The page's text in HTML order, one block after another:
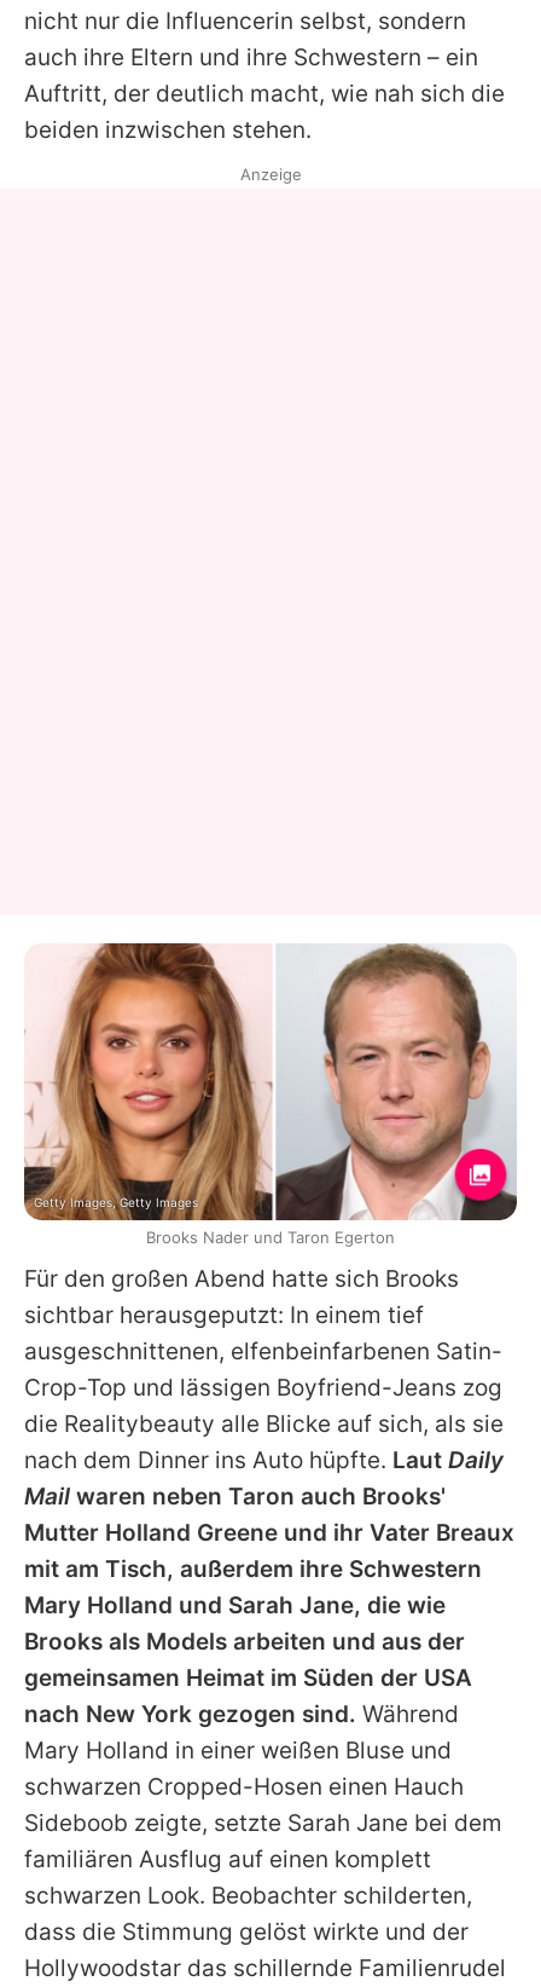
Utiq verwalten
nicht nur die Influencerin selbst, sondern
auch ihre Eltern und ihre Schwestern – ein
Auftritt, der deutlich macht, wie nah sich die
beiden inzwischen stehen.
Für den großen Abend hatte sich Brooks
sichtbar herausgeputzt: In einem tief
ausgeschnittenen, elfenbeinfarbenen Satin-
Crop-Top und lässigen Boyfriend-Jeans zog
die Realitybeauty alle Blicke auf sich, als sie
nach dem Dinner ins Auto hüpfte. Laut Daily
Mail waren neben Taron auch Brooks'
Mutter Holland Greene und ihr Vater Breaux
mit am Tisch, außerdem ihre Schwestern
Mary Holland und Sarah Jane, die wie
Brooks als Models arbeiten und aus der
gemeinsamen Heimat im Süden der USA
nach New York gezogen sind. Während
Mary Holland in einer weißen Bluse und
schwarzen Cropped-Hosen einen Hauch
Sideboob zeigte, setzte Sarah Jane bei dem
familiären Ausflug auf einen komplett
schwarzen Look. Beobachter schilderten,
dass die Stimmung gelöst wirkte und der
Hollywoodstar das schillernde Familienrudel
Anzeige
Getty Images, Getty Images
Brooks Nader und Taron Egerton